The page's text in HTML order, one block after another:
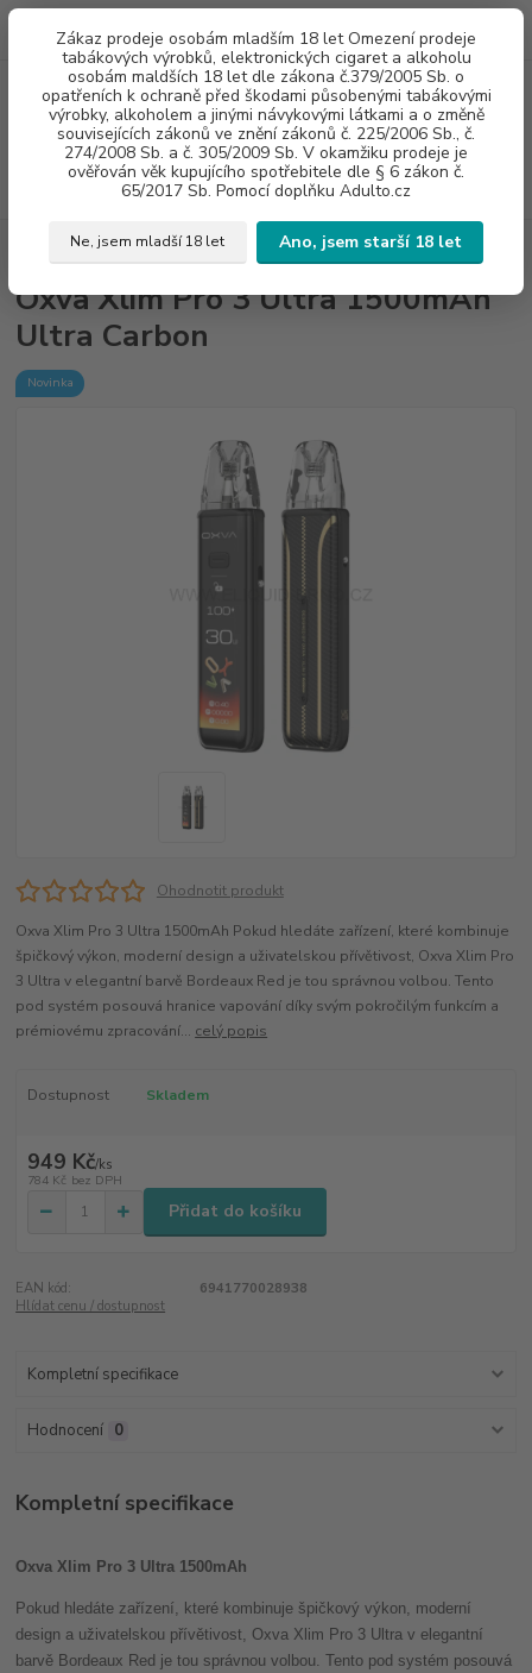
Zákaz prodeje osobám mladším 18 let Omezení prodeje
tabákových výrobků, elektronických cigaret a alkoholu
osobám maldších 18 let dle zákona č.379/2005 Sb. o
opatřeních k ochraně před škodami působenými tabákovými
výrobky, alkoholem a jinými návykovými látkami a o změně
souvisejících zákonů ve znění zákonů č. 225/2006 Sb., č.
274/2008 Sb. a č. 305/2009 Sb. V okamžiku prodeje je
ověřován věk kupujícího spotřebitele dle § 6 zákon č.
65/2017 Sb. Pomocí doplňku Adulto.cz
Ne, jsem mladší 18 let Ano, jsem starší 18 let
Menu
CZK
Hledat
8:00-20:00
za0 Kč
E - CIGARETY Oxva Xlim Pro 3 Ultra 1500mAh Ultra Carbon
Oxva Xlim Pro 3 Ultra 1500mAh
Ultra Carbon
Novinka
Ohodnotit produkt
Oxva Xlim Pro 3 Ultra 1500mAh Pokud hledáte zařízení, které kombinuje
špičkový výkon, moderní design a uživatelskou přívětivost, Oxva Xlim Pro
3 Ultra v elegantní barvě Bordeaux Red je tou správnou volbou. Tento
pod systém posouvá hranice vapování díky svým pokročilým funkcím a
prémiovému zpracování... celý popis
Dostupnost Skladem
949 Kč/ks
784 Kč bez DPH
Přidat do košíku
EAN kód:
6941770028938
Hlídat cenu / dostupnost
Kompletní specifikace
Hodnocení 0
Kompletní specifikace
Oxva Xlim Pro 3 Ultra 1500mAh
Pokud hledáte zařízení, které kombinuje špičkový výkon, moderní
design a uživatelskou přívětivost, Oxva Xlim Pro 3 Ultra v elegantní
barvě Bordeaux Red je tou správnou volbou. Tento pod systém posouvá